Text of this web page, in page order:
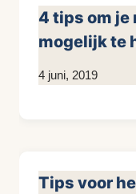
4 tips om je
mogelijk te
Door
4 juni, 2019
Tips voor